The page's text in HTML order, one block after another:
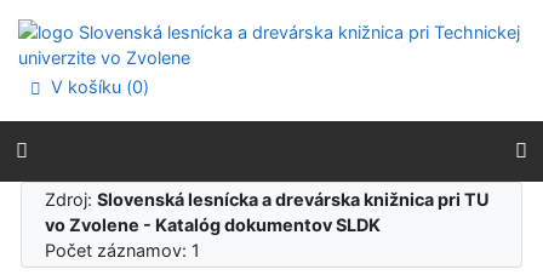
Prejsť na menu
Prehlásenie o webovej prístupnosti
V košíku (0)
Zdroj:Slovenská lesnícka a drevárska knižnica pri TU
vo Zvolene - Katalóg dokumentov SLDK
Počet záznamov: 1